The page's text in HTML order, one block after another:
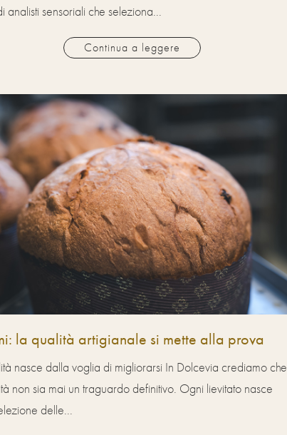
analisti sensoriali che seleziona...
Continua a leggere
la qualità artigianale si mette alla prova
nasce dalla voglia di migliorarsi In Dolcevia crediamo che
non sia mai un traguardo definitivo. Ogni lievitato nasce
delle...